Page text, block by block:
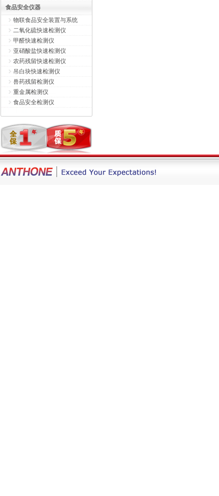
食品安全仪器
物联食品安全装置与系统
二氧化硫快速检测仪
甲醛快速检测仪
亚硝酸盐快速检测仪
农药残留快速检测仪
吊白块快速检测仪
兽药残留检测仪
重金属检测仪
食品安全检测仪